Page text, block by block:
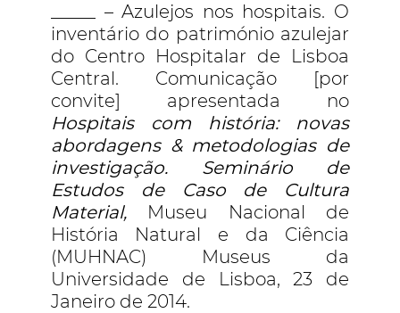
_____ – Azulejos nos hospitais. O
inventário do património azulejar
do Centro Hospitalar de Lisboa
Central. Comunicação [por
convite] apresentada no
Hospitais com história: novas
abordagens & metodologias de
investigação. Seminário de
Estudos de Caso de Cultura
Material,Museu Nacional de
História Natural e da Ciência
(MUHNAC) Museus da
Universidade de Lisboa, 23 de
Janeiro de 2014.